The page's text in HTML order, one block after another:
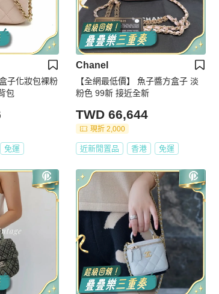
子化妝包裸粉
包
免運
Chanel
【全網最低價】 魚子醬方盒子 淡
粉色 99新 接近全新
TWD 66,644
現折 2,000
近新閒置品 香港 免運